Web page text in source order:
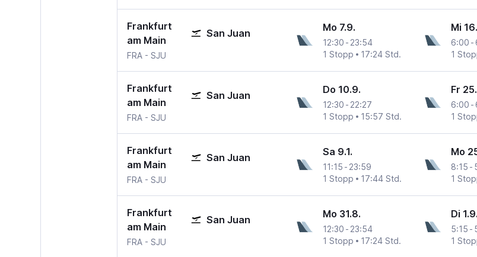
Frankfurt
am Main
San Juan
FRA- SJU
Mo 7.9.
12:30 - 23:54
1 Stopp
17:24 Std.
Mi
6:00 -
1
Frankfurt
am Main
San Juan
FRA- SJU
Do 10.9.
12:30 - 22:27
1 Stopp
15:57 Std.
Fr
6:00 -
1
Frankfurt
am Main
San Juan
FRA- SJU
Sa 9.1.
11:15 - 23:59
1 Stopp
17:44 Std.
Mo
8:15 -
1
Frankfurt
am Main
San Juan
FRA- SJU
Mo 31.8.
12:30 - 23:54
1 Stopp
17:24 Std.
Di 1.9.
5:15 -
1